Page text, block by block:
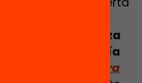
desde la alianza
elaborado la guía
del fuera